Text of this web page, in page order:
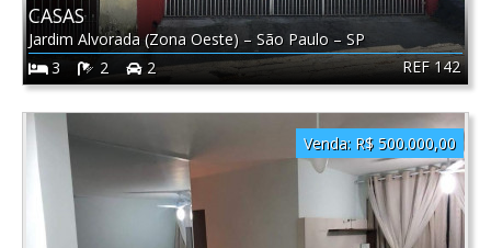
REF 142
CASAS
Jardim Alvorada (Zona Oeste) – São Paulo – SP
3
2 2
Venda: R$ 500.000,00